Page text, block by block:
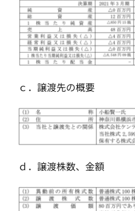
ｃ．譲渡先の概要
ｄ．譲渡株数、金額